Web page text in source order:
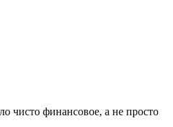
чисто финансовое, а не просто